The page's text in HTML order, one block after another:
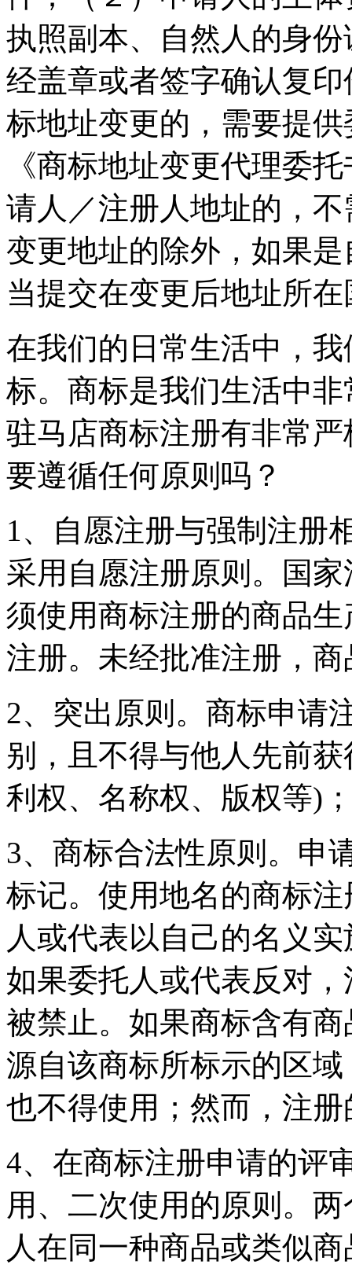
执照副本、自然人的身
经盖章或者签字确认复
标地址变更的，需要提
《商标地址变更代理委
请人／注册人地址的，
变更地址的除外，如果
当提交在变更后地址所
在我们的日常生活中，
标。商标是我们生活中
驻马店商标注册有非常
要遵循任何原则吗？
1、自愿注册与强制注册
采用自愿注册原则。国
须使用商标注册的商品
注册。未经批准注册，
2、突出原则。商标申请
别，且不得与他人先前
利权、名称权、版权等)
3、商标合法性原则。申
标记。使用地名的商标
人或代表以自己的名义
如果委托人或代表反对
被禁止。如果商标含有
源自该商标所标示的区
也不得使用；然而，注
4、在商标注册申请的评
用、二次使用的原则。
人在同一种商品或类似